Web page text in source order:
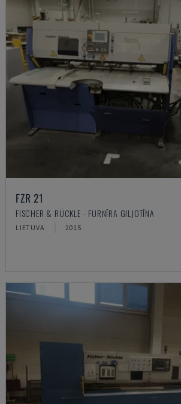
FZR 21
FISCHER & RÜCKLE - FURNĪRA GILJOTĪNA
LIETUVA 2015